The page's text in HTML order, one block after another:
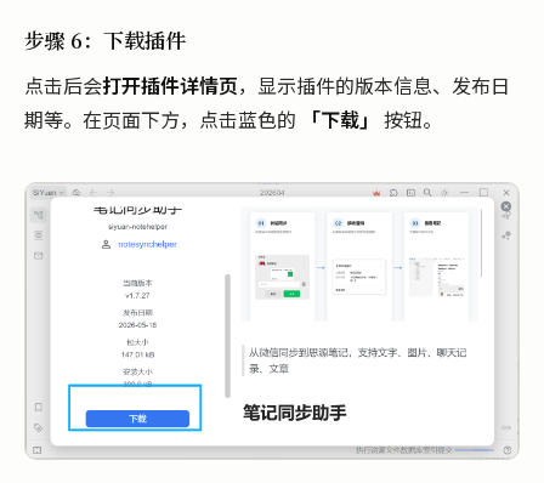
步骤 6：下载插件
点击后会打开插件详情页，显示插件的版本信息、发布日
期等。在页面下方，点击蓝色的
「下载」 按钮。